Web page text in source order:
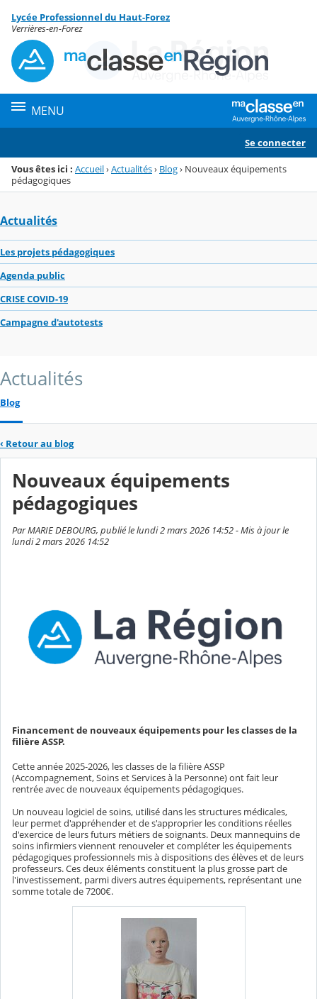
Menu de la rubrique
Contenu
Lycée Professionnel du Haut-Forez
Verrières-en-Forez
MENU
Se connecter
Vous êtes ici : Accueil›Actualités› Blog› Nouveaux équipements
pédagogiques
Actualités
Les projets pédagogiques
Agenda public
CRISE COVID-19
Campagne d'autotests
Actualités
Blog
‹ Retour au blog
Nouveaux équipements
pédagogiques
Par MARIE DEBOURG, publié le lundi 2 mars 2026 14:52 - Mis à jour le
lundi 2 mars 2026 14:52
Financement de nouveaux équipements pour les classes de la
filière ASSP.
Cette année 2025-2026, les classes de la filière ASSP
(Accompagnement, Soins et Services à la Personne) ont fait leur
rentrée avec de nouveaux équipements pédagogiques.
Un nouveau logiciel de soins, utilisé dans les structures médicales,
leur permet d'appréhender et de s'approprier les conditions réelles
d'exercice de leurs futurs métiers de soignants. Deux mannequins de
soins infirmiers viennent renouveler et compléter les équipements
pédagogiques professionnels mis à dispositions des élèves et de leurs
professeurs. Ces deux éléments constituent la plus grosse part de
l'investissement, parmi divers autres équipements, représentant une
somme totale de 7200€.